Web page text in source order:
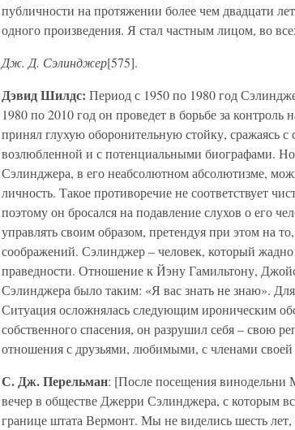
публичности на протяжении более чем двадцати
одного произведения. Я стал частным лицом, во
Дж. Д. Сэлинджер[575].
Дэвид Шилдс: Период с 1950 по 1980 год
1980 по 2010 год он проведет в борьбе за
принял глухую оборонительную стойку, сражаясь
возлюбленной и с потенциальными биографами.
Сэлинджера, в его неабсолютном абсолютизме,
личность. Такое противоречие не соответствует
поэтому он бросался на подавление слухов о его
управлять своим образом, претендуя при этом на
соображений. Сэлинджер – человек, который
праведности. Отношение к Йэну Гамильтону,
Сэлинджера было таким: «Я вас знать не знаю».
Ситуация осложнялась следующим ироническим
собственного спасения, он разрушил себя – свою
отношения с друзьями, любимыми, с членами своей
С. Дж. Перельман: [После посещения винодельни
вечер в обществе Джерри Сэлинджера, с которым
границе штата Вермонт. Мы не виделись шесть